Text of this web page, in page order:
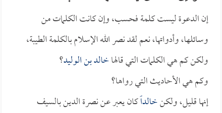
إن الدعوة ليست كلمة فحسب، وإن كانت الكلمات من
وسائلها، وأدواتها، نعم لقد نصر الله الإسلام بالكلمة الطيبة،
ولكن كم هي الكلمات التي قالهاخالد بن الوليد؟
وكم هي الأحاديث التي رواها؟
إنها قليل، ولكنخالداًكان يعبر عن نصرة الدين بالسيف